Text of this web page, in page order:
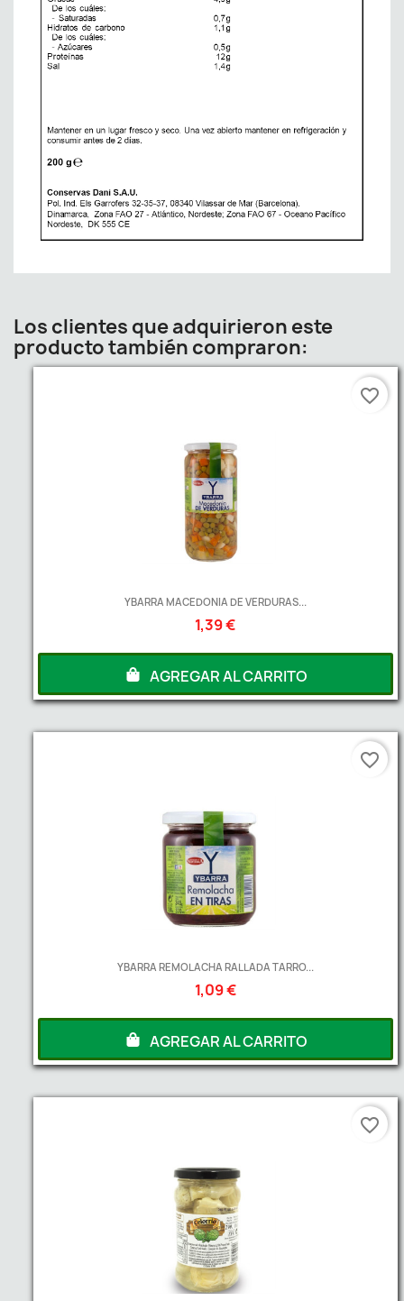
Los clientes que adquirieron este
producto también compraron:
YBARRA MACEDONIA DE VERDURAS...
1,39 €
AGREGAR AL CARRITO
favorite_border
YBARRA REMOLACHA RALLADA TARRO...
1,09 €
AGREGAR AL CARRITO
favorite_border
favorite_border